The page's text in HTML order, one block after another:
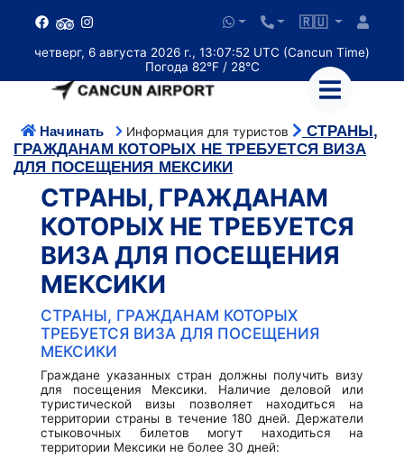
🇷🇺
четверг, 6 августа 2026 г., 13:07:53 UTC (Cancun Time)
Погода 82°F / 28°C
Начинать Информация для туристов
СТРАНЫ,
ГРАЖДАНАМ КОТОРЫХ НЕ ТРЕБУЕТСЯ ВИЗА
ДЛЯ ПОСЕЩЕНИЯ МЕКСИКИ
СТРАНЫ, ГРАЖДАНАМ
КОТОРЫХ НЕ ТРЕБУЕТСЯ
ВИЗА ДЛЯ ПОСЕЩЕНИЯ
МЕКСИКИ
СТРАНЫ, ГРАЖДАНАМ КОТОРЫХ
ТРЕБУЕТСЯ ВИЗА ДЛЯ ПОСЕЩЕНИЯ
МЕКСИКИ
Граждане указанных стран должны получить визу
для посещения Мексики. Наличие деловой или
туристической визы позволяет находиться на
территории страны в течение 180 дней. Держатели
стыковочных билетов могут находиться на
территории Мексики не более 30 дней: